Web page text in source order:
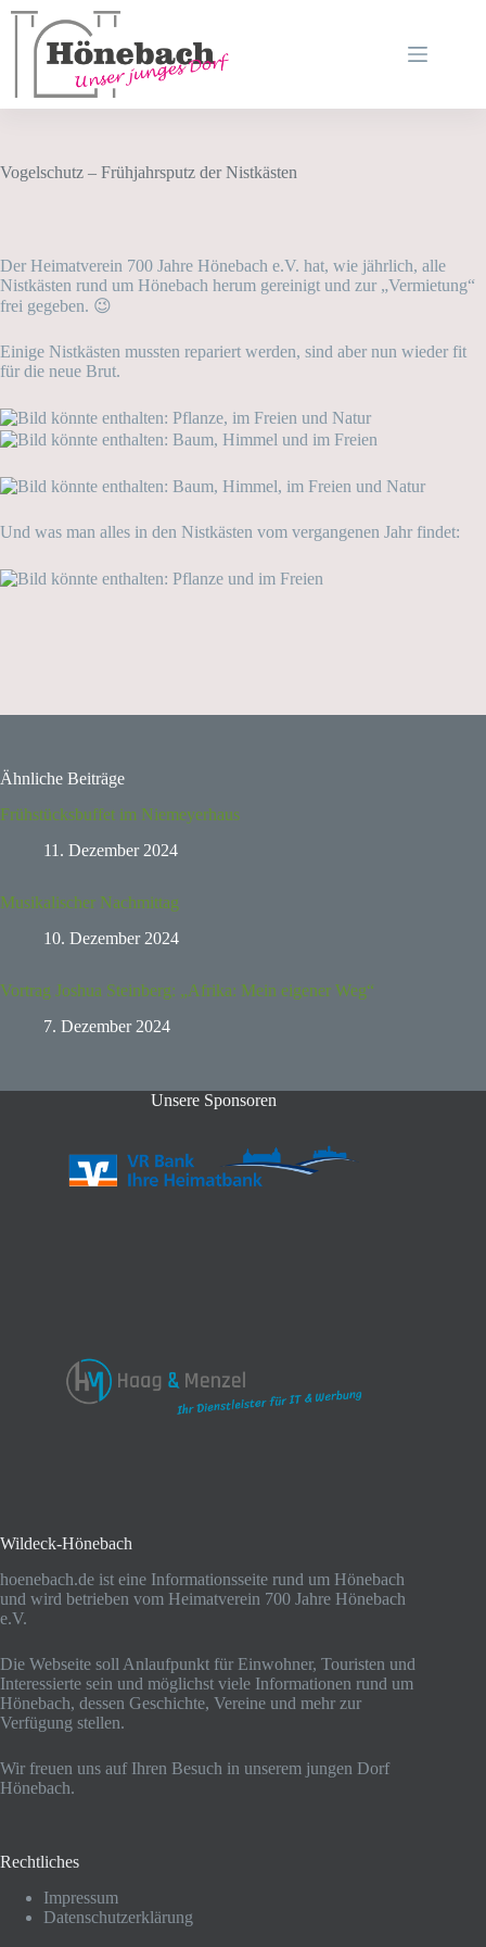
Zum
Inhalt
springen
Vogelschutz – Frühjahrsputz der Nistkästen
Der Heimatverein 700 Jahre Hönebach e.V. hat, wie jährlich, alle
Nistkästen rund um Hönebach herum gereinigt und zur „Vermietung“
frei gegeben. 😉
Einige Nistkästen mussten repariert werden, sind aber nun wieder fit
für die neue Brut.
Und was man alles in den Nistkästen vom vergangenen Jahr findet:
Ähnliche Beiträge
Frühstücksbuffet im Niemeyerhaus
11. Dezember 2024
Musikalischer Nachmittag
10. Dezember 2024
Vortrag Joshua Steinberg: „Afrika: Mein eigener Weg“
7. Dezember 2024
Unsere Sponsoren
Wildeck-Hönebach
hoenebach.de ist eine Informationsseite rund um Hönebach
und wird betrieben vom Heimatverein 700 Jahre Hönebach
e.V.
Die Webseite soll Anlaufpunkt für Einwohner, Touristen und
Interessierte sein und möglichst viele Informationen rund um
Hönebach, dessen Geschichte, Vereine und mehr zur
Verfügung stellen.
Wir freuen uns auf Ihren Besuch in unserem jungen Dorf
Hönebach.
Rechtliches
Impressum
Datenschutzerklärung